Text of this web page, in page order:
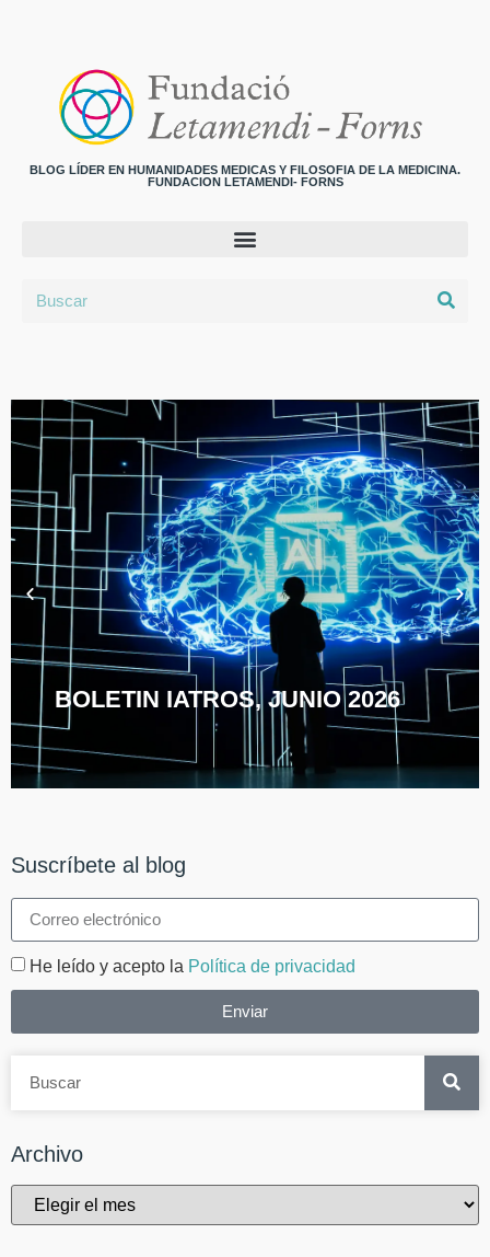
BLOG LÍDER EN HUMANIDADES MEDICAS Y FILOSOFIA DE LA MEDICINA.
FUNDACION LETAMENDI- FORNS
BOLETIN IATROS, JUNIO 2026
Suscríbete al blog
He leído y acepto la Política de privacidad
Enviar
Archivo